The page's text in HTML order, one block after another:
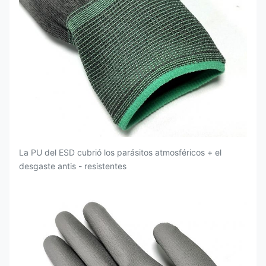
La PU del ESD cubrió los parásitos atmosféricos + el
desgaste antis - resistentes